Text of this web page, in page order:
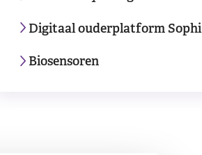
Digitaal ouderplatform Sophi
Biosensoren